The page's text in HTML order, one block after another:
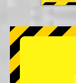
Azienda
Tokyo
Tokyo